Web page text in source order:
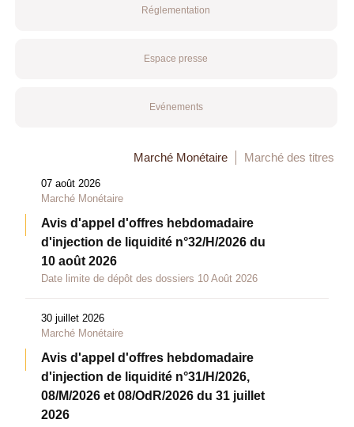
Réglementation
Espace presse
Evénements
Marché Monétaire Marché des titres
07 août 2026
Marché Monétaire
Avis d'appel d'offres hebdomadaire
d'injection de liquidité n°32/H/2026 du
10 août 2026
Date limite de dépôt des dossiers 10 Août 2026
30 juillet 2026
Marché Monétaire
Avis d'appel d'offres hebdomadaire
d'injection de liquidité n°31/H/2026,
08/M/2026 et 08/OdR/2026 du 31 juillet
2026